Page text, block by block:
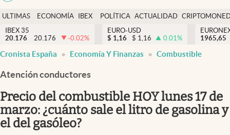
USA
Colombia
Actualidad
Criptomonedas
España
ULTIMAS
NOTICIAS
ECONOMÍA
FINANZAS
IBEX
EURO
POLÍTICA ACTUALIDAD
IBEX 35
20.176
20.176 -0.02%
EURO-USD
$ 1,16 $ 1,16 0.01%
1965,65
Cronista España Economía Y Finanzas Combustible
Atención conductores
Precio del combustible HOY lunes 17 de
marzo: ¿cuánto sale el litro de gasolina y
el del gasóleo?